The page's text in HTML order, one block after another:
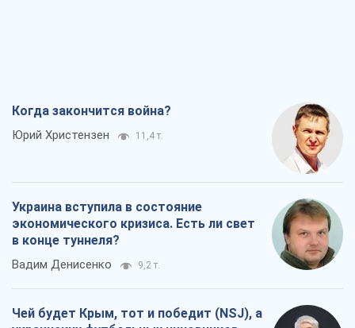
Когда закончится война?
Юрий Христензен 11,4 т.
Украина вступила в состояние
экономического кризиса. Есть ли свет
в конце туннеля?
Вадим Денисенко 9,2 т.
Чей будет Крым, тот и победит (NSJ), а